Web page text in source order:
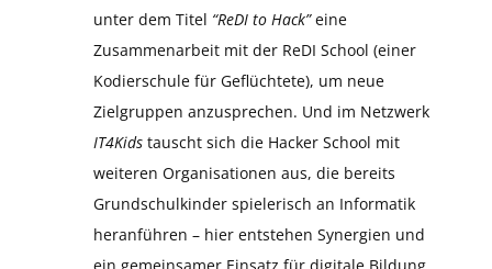
unter dem Titel “ReDI to Hack”eine
Zusammenarbeit mit der ReDI School (einer
Kodierschule für Geflüchtete), um neue
Zielgruppen anzusprechen. Und im Netzwerk
IT4Kids tauscht sich die Hacker School mit
weiteren Organisationen aus, die bereits
Grundschulkinder spielerisch an Informatik
heranführen – hier entstehen Synergien und